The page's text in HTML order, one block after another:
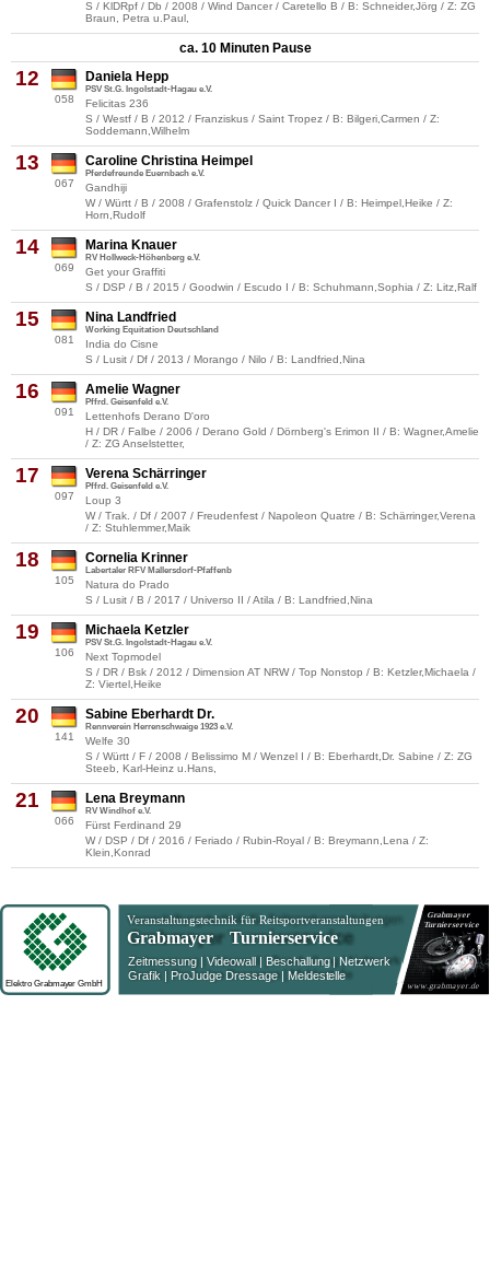
S / KlDRpf / Db / 2008 / Wind Dancer / Caretello B / B: Schneider,Jörg / Z: ZG
Braun, Petra u.Paul,
ca. 10 Minuten Pause
12
058
Daniela Hepp
PSV St.G. Ingolstadt-Hagau e.V.
Felicitas 236
S / Westf / B / 2012 / Franziskus / Saint Tropez / B: Bilgeri,Carmen / Z:
Soddemann,Wilhelm
13
067
Caroline Christina Heimpel
Pferdefreunde Euernbach e.V.
Gandhiji
W / Württ / B / 2008 / Grafenstolz / Quick Dancer I / B: Heimpel,Heike / Z:
Horn,Rudolf
14
069
Marina Knauer
RV Hollweck-Höhenberg e.V.
Get your Graffiti
S / DSP / B / 2015 / Goodwin / Escudo I / B: Schuhmann,Sophia / Z: Litz,Ralf
15
081
Nina Landfried
Working Equitation Deutschland
India do Cisne
S / Lusit / Df / 2013 / Morango / Nilo / B: Landfried,Nina
16
091
Amelie Wagner
Pffrd. Geisenfeld e.V.
Lettenhofs Derano D'oro
H / DR / Falbe / 2006 / Derano Gold / Dörnberg's Erimon II / B: Wagner,Amelie
/ Z: ZG Anselstetter,
17
097
Verena Schärringer
Pffrd. Geisenfeld e.V.
Loup 3
W / Trak. / Df / 2007 / Freudenfest / Napoleon Quatre / B: Schärringer,Verena
/ Z: Stuhlemmer,Maik
18
105
Cornelia Krinner
Labertaler RFV Mallersdorf-Pfaffenb
Natura do Prado
S / Lusit / B / 2017 / Universo II / Atila / B: Landfried,Nina
19
106
Michaela Ketzler
PSV St.G. Ingolstadt-Hagau e.V.
Next Topmodel
S / DR / Bsk / 2012 / Dimension AT NRW / Top Nonstop / B: Ketzler,Michaela /
Z: Viertel,Heike
20
141
Sabine Eberhardt Dr.
Rennverein Herrenschwaige 1923 e.V.
Welfe 30
S / Württ / F / 2008 / Belissimo M / Wenzel I / B: Eberhardt,Dr. Sabine / Z: ZG
Steeb, Karl-Heinz u.Hans,
21
066
Lena Breymann
RV Windhof e.V.
Fürst Ferdinand 29
W / DSP / Df / 2016 / Feriado / Rubin-Royal / B: Breymann,Lena / Z:
Klein,Konrad